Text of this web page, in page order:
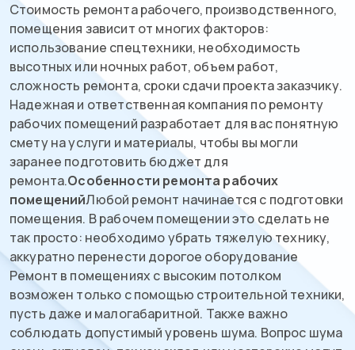
Стоимость ремонта рабочего, производственного,
помещения зависит от многих факторов:
использование спецтехники, необходимость
высотных или ночных работ, объем работ,
сложность ремонта, сроки сдачи проекта заказчику.
Надежная и ответственная компания по ремонту
рабочих помещений разработает для вас понятную
смету на услуги и материалы, чтобы вы могли
заранее подготовить бюджет для
ремонта.Особенности ремонта рабочих
помещенийЛюбой ремонт начинается с подготовки
помещения. В рабочем помещении это сделать не
так просто: необходимо убрать тяжелую технику,
аккуратно перенести дорогое оборудование
Ремонт в помещениях с высоким потолком
возможен только с помощью строительной техники,
пусть даже и малогабаритной. Также важно
соблюдать допустимый уровень шума. Вопрос шума